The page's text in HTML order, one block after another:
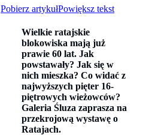
Pobierz artykułPowiększ tekst
Wielkie ratajskie
blokowiska mają już
prawie 60 lat. Jak
powstawały? Jak się w
nich mieszka? Co widać z
najwyższych pięter 16-
piętrowych wieżowców?
Galeria Śluza zaprasza na
przekrojową wystawę o
Ratajach.